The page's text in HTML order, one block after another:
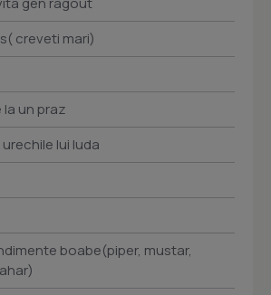
creveti mari)
un praz
lui Iuda
boabe(piper, mustar,